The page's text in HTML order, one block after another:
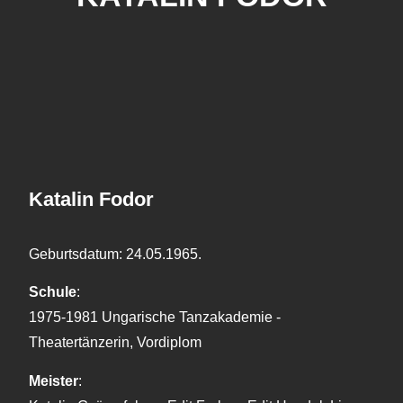
Katalin Fodor
Geburtsdatum: 24.05.1965.
Schule:
1975-1981 Ungarische Tanzakademie -
Theatertänzerin, Vordiplom
Meister: